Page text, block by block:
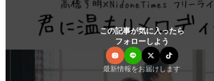
この記事が気に入ったら
フォローしよう
最新情報をお届けします